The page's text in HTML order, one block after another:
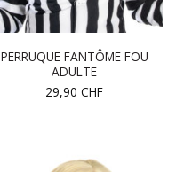
PERRUQUE FANTÔME FOU
ADULTE
29,90 CHF